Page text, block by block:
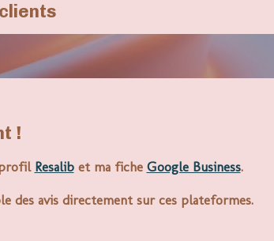
!
Resalib et ma fiche Google Business.
des avis directement sur ces plateformes.